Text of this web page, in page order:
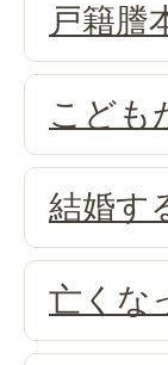
戸籍謄
こども
結婚す
亡くな